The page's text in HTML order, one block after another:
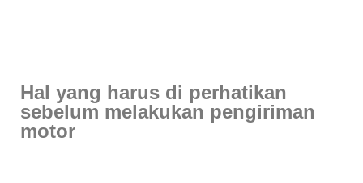
Hal yang harus di perhatikan
sebelum melakukan pengiriman
motor